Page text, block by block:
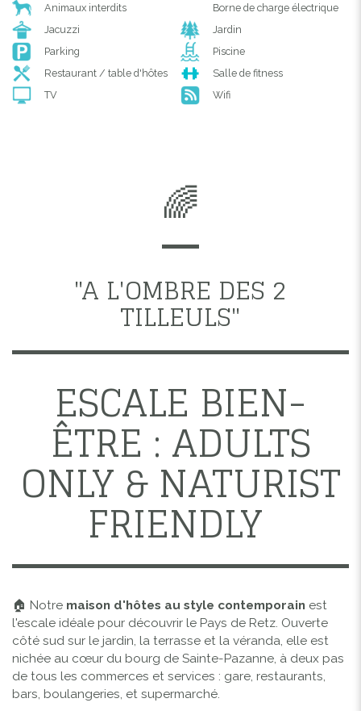
Animaux interdits
Borne de charge électrique
Jacuzzi
Jardin
Parking
Piscine
Restaurant / table d'hôtes
Salle de fitness
TV
Wifi
🌈
"A L'OMBRE DES 2
TILLEULS"
ESCALE BIEN-
ÊTRE : ADULTS
ONLY & NATURIST
FRIENDLY
🏠 Notre maison d'hôtes au style contemporain est
l'escale idéale pour découvrir le Pays de Retz. Ouverte
côté sud sur le jardin, la terrasse et la véranda, elle est
nichée au cœur du bourg de Sainte-Pazanne, à deux pas
de tous les commerces et services : gare, restaurants,
bars, boulangeries, et supermarché.